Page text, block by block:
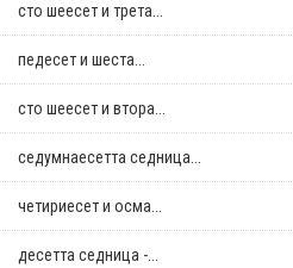
сто шеесет и трета...
педесет и шеста...
сто шеесет и втора...
седумнаесетта седница...
четириесет и осма...
десетта седница -...